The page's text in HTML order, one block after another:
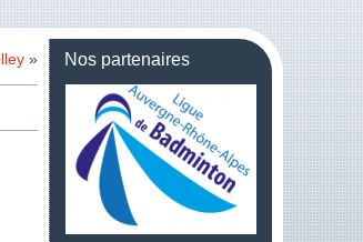
» Nos partenaires